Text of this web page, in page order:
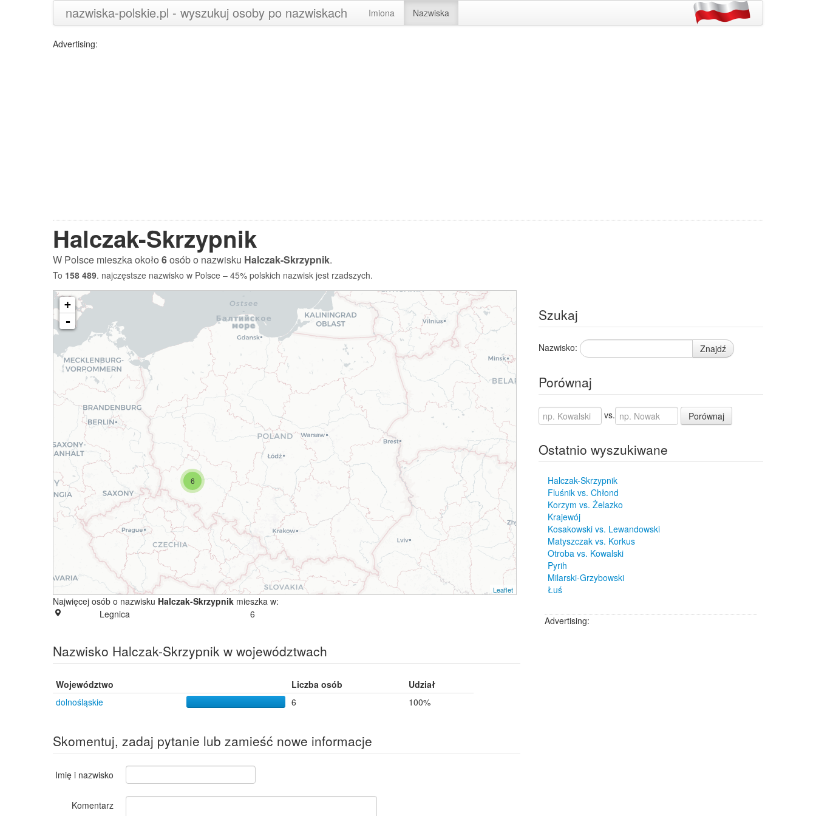
nazwiska-polskie.pl - wyszukuj osoby po nazwiskach Imiona Nazwiska
Advertising:
Halczak-Skrzypnik
W Polsce mieszka około6osób o nazwisku Halczak-Skrzypnik.
To 158 489. najczęstsze nazwisko w Polsce – 45% polskich nazwisk jest rzadszych.
6
+
-
Leaflet
Najwięcej osób o nazwisku Halczak-Skrzypnik mieszka w:
Legnica
6
Nazwisko Halczak-Skrzypnik w województwach
Województwo Liczba osób
Udział
dolnośląskie
6 100%
Skomentuj, zadaj pytanie lub zamieść nowe informacje
Imię i nazwisko
Komentarz
Szukaj
Nazwisko: Znajdź
Porównaj
vs. Porównaj
Ostatnio wyszukiwane
Halczak-Skrzypnik
Fluśnik vs. Chłond
Korzym vs. Żelazko
Krajewój
Kosakowski vs. Lewandowski
Matyszczak vs. Korkus
Otroba vs. Kowalski
Pyrih
Milarski-Grzybowski
Łuś
Advertising: